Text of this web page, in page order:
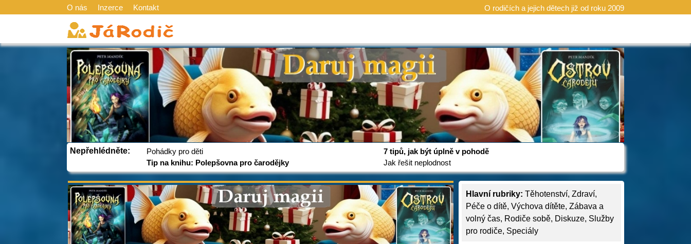
O nás Inzerce Kontakt O rodičích a jejich dětech již od roku 2009
Nepřehlédněte:
Pohádky pro děti
Tip na knihu: Polepšovna pro čarodějky
7 tipů, jak být úplně v pohodě
Jak řešit neplodnost
Hlavní rubriky: Těhotenství, Zdraví,
Péče o dítě, Výchova dítěte, Zábava a
volný čas, Rodiče sobě, Diskuze, Služby
pro rodiče, Speciály